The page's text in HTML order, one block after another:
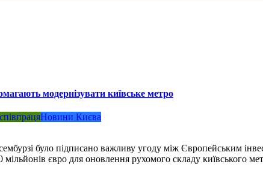
модернізувати київське метро
Новини Києва
було підписано важливу угоду між Європейським
мільйонів євро для оновлення рухомого складу київського